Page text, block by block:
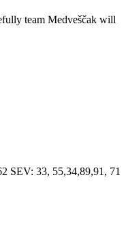
team Medveščak will
SEV: 33, 55,34,89,91, 71